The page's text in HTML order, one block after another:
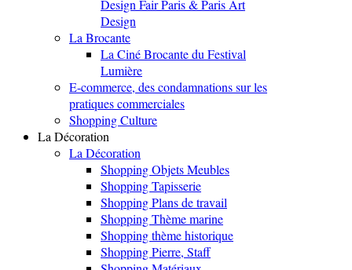
Design Fair Paris & Paris Art
Design
La Brocante
La Ciné Brocante du Festival
Lumière
E-commerce, des condamnations sur les
pratiques commerciales
Shopping Culture
La Décoration
La Décoration
Shopping Objets Meubles
Shopping Tapisserie
Shopping Plans de travail
Shopping Thème marine
Shopping thème historique
Shopping Pierre, Staff